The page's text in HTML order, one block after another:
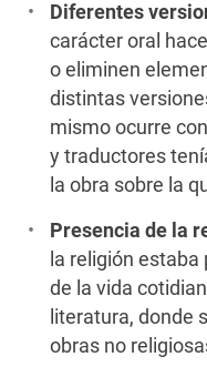
Diferentes
carácter oral
o eliminen
distintas
mismo ocurre
y traductores
la obra sobre la
Presencia de la
la religión
de la vida
literatura, donde
obras no